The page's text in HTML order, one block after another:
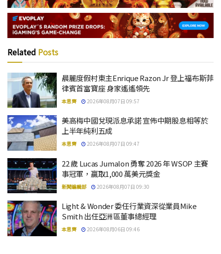
Related Posts
晨麗度假村東主Enrique Razon Jr 登上福布斯菲
律賓首富寶座 身家遙遙領先
本思齊 2026年08月07日 09:57
美高梅中國兌現派息承諾 宣佈中期股息相等於
上半年純利五成
本思齊 2026年08月07日 09:47
22 歲 Lucas Jumalon 勇奪 2026 年 WSOP 主賽
事冠軍，贏取1,000 萬美元獎金
新聞編輯部 2026年08月07日 09:30
Light & Wonder 委任行業資深從業員Mike
Smith 出任亞洲區董事總經理
本思齊 2026年08月06日 09:46